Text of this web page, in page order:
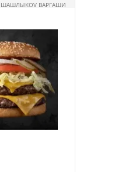
ШАШЛЫКOV ВАРГАШИ